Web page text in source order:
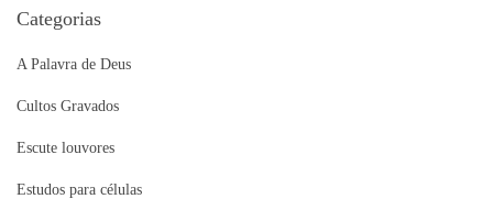
Categorias
A Palavra de Deus
Cultos Gravados
Escute louvores
Estudos para células